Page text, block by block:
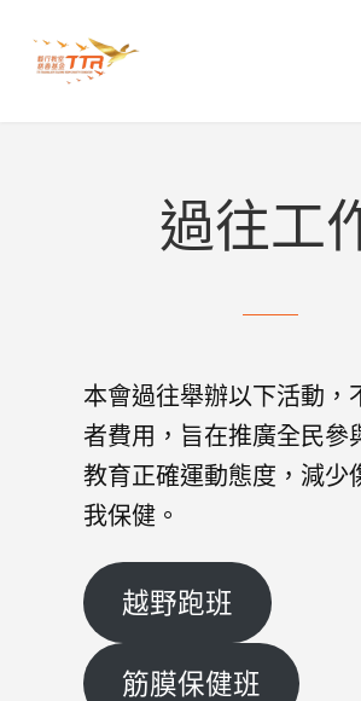
過往工
本會過往舉辦以下活動，
者費用，旨在推廣全民參
教育正確運動態度，減少
我保健。
越野跑班
筋膜保健班